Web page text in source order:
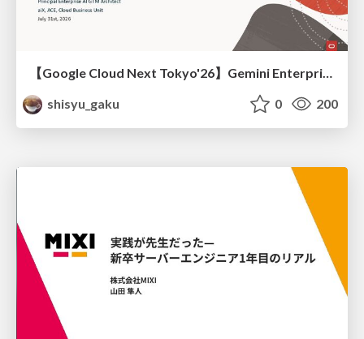
【Google Cloud Next Tokyo'26】Gemini Enterprise と Oracle AI Database で実現する、 業務データ活用を実現する AI エージェント実装
shisyu_gaku
0 200